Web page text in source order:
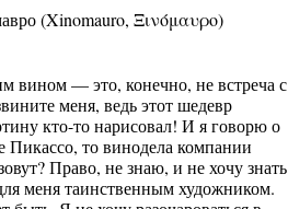
(Xinomauro, Ξινόμαυρο)
вином — это, конечно, не встреча с
меня, ведь этот шедевр
кто-то нарисовал! И я говорю о
Пикассо, то винодела компании
Право, не знаю, и не хочу знать
меня таинственным художником.